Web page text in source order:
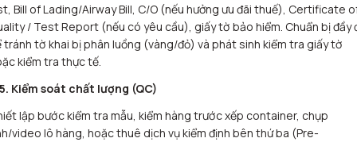
Bill of Lading/Airway Bill, C/O (nếu hưởng ưu đãi thuế), Certificate
/ Test Report (nếu có yêu cầu), giấy tờ bảo hiểm. Chuẩn bị đầy
tránh tờ khai bị phân luồng (vàng/đỏ) và phát sinh kiểm tra giấy tờ
kiểm tra thực tế.
Kiểm soát chất lượng (QC)
lập bước kiểm tra mẫu, kiểm hàng trước xếp container, chụp
video lô hàng, hoặc thuê dịch vụ kiểm định bên thứ ba (Pre-